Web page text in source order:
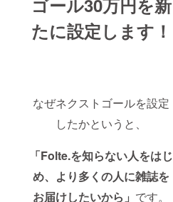
たに設定します！
なぜネクストゴールを設定
したかというと、
「Folte.を知らない人をはじ
め、より多くの人に雑誌を
お届けしたいから」 です。